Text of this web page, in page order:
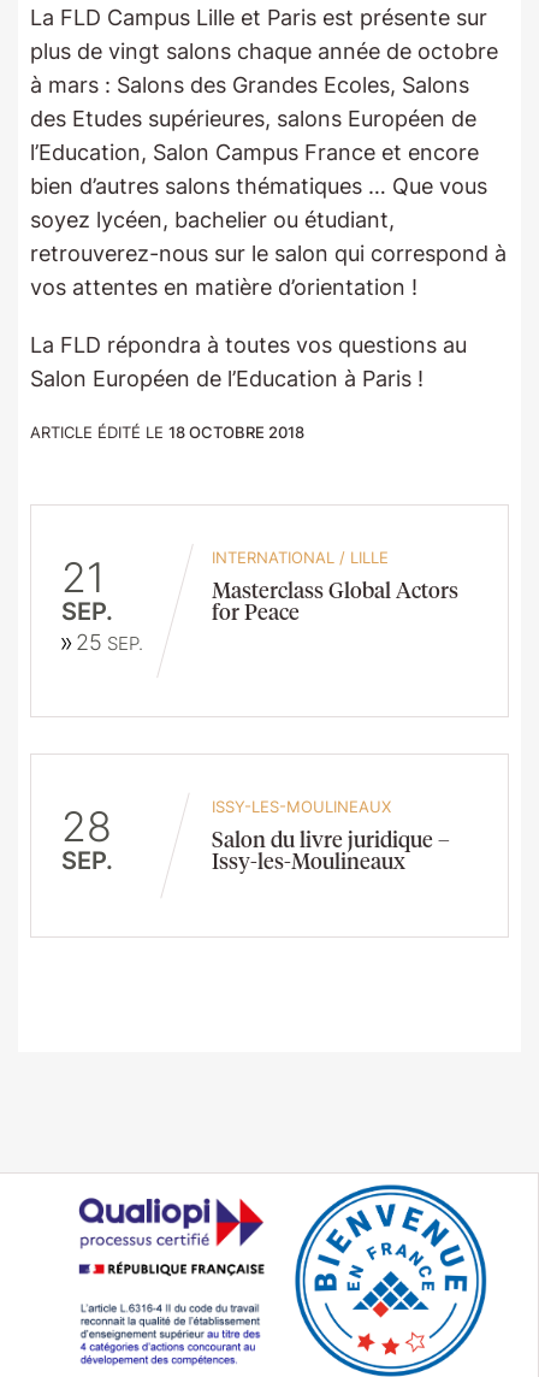
La FLD Campus Lille et Paris est présente sur
plus de vingt salons chaque année de octobre
à mars : Salons des Grandes Ecoles, Salons
des Etudes supérieures, salons Européen de
l’Education, Salon Campus France et encore
bien d’autres salons thématiques … Que vous
soyez lycéen, bachelier ou étudiant,
retrouverez-nous sur le salon qui correspond à
vos attentes en matière d’orientation !
La FLD répondra à toutes vos questions au
Salon Européen de l’Education à Paris !
ARTICLE ÉDITÉ LE 18 OCTOBRE 2018
21
SEP.
25 SEP.
INTERNATIONAL / LILLE
Masterclass Global Actors
for Peace
28
SEP.
ISSY-LES-MOULINEAUX
Salon du livre juridique –
Issy-les-Moulineaux